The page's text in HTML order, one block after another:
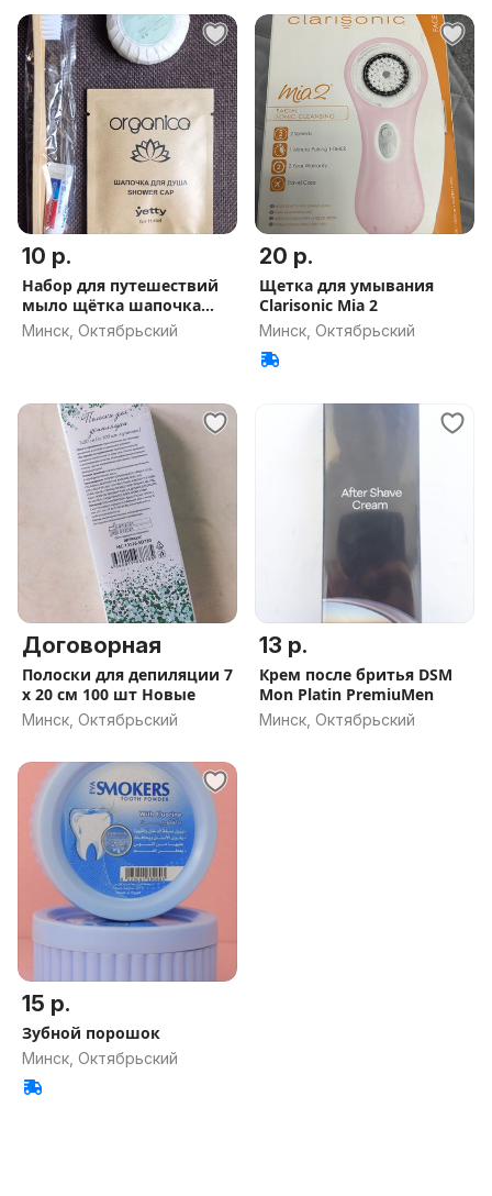
10 р.
Набор для путешествий
мыло щётка шапочка
для душа
Минск, Октябрьский
20 р.
Щетка для умывания
Clarisonic Mia 2
Минск, Октябрьский
Договорная
Полоски для депиляции 7
х 20 см 100 шт Новые
Минск, Октябрьский
13 р.
Крем после бритья DSM
Mon Platin PremiuMen
Минск, Октябрьский
15 р.
Зубной порошок
Минск, Октябрьский